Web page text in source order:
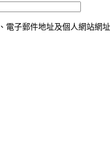
電子郵件地址及個人網站網